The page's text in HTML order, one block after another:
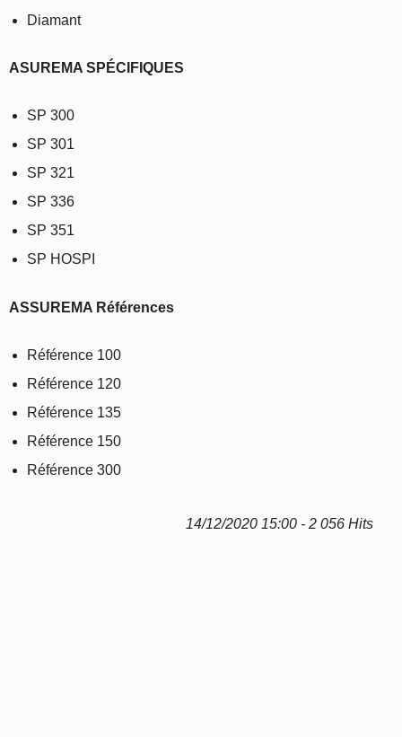
Diamant
ASUREMA SPÉCIFIQUES
SP 300
SP 301
SP 321
SP 336
SP 351
SP HOSPI
ASSUREMA Références
Référence 100
Référence 120
Référence 135
Référence 150
Référence 300
14/12/2020 15:00 - 2 056 Hits